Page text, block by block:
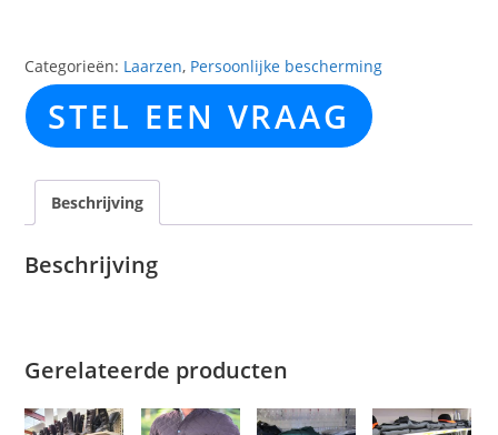
Categorieën: Laarzen, Persoonlijke bescherming
STEL EEN VRAAG
Beschrijving
Beschrijving
Gerelateerde producten